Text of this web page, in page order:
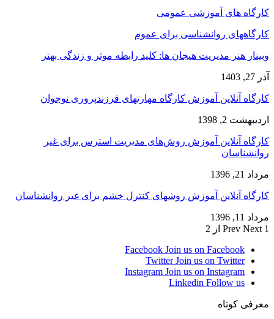
کارگاه های آموزشی عمومی
کارگاههای روانشناسی برای عموم
وبینار هنر مدیریت هیجان ها: کلید رابطه موثر و زندگی بهتر
آذر 27, 1403
کارگاه آنلاین آموزش کارگاه مهارتهای فرزندپروری نوجوان
اردیبهشت 2, 1398
کارگاه آنلاین آموزش روش‌های مدیریت استرس برای غیر
روانشناسان
مرداد 21, 1396
کارگاه آنلاین آموزش روشهای کنترل خشم برای غیر روانشناسان
مرداد 11, 1396
Prev Next 1 از 2
Facebook Join us on Facebook
Twitter Join us on Twitter
Instagram Join us on Instagram
Linkedin Follow us
معرفی کوتاه